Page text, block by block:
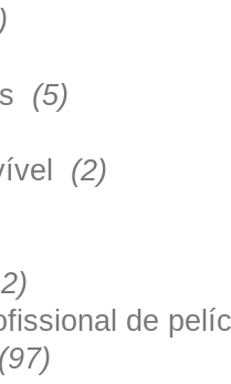
(5)
(2)
de
(97)